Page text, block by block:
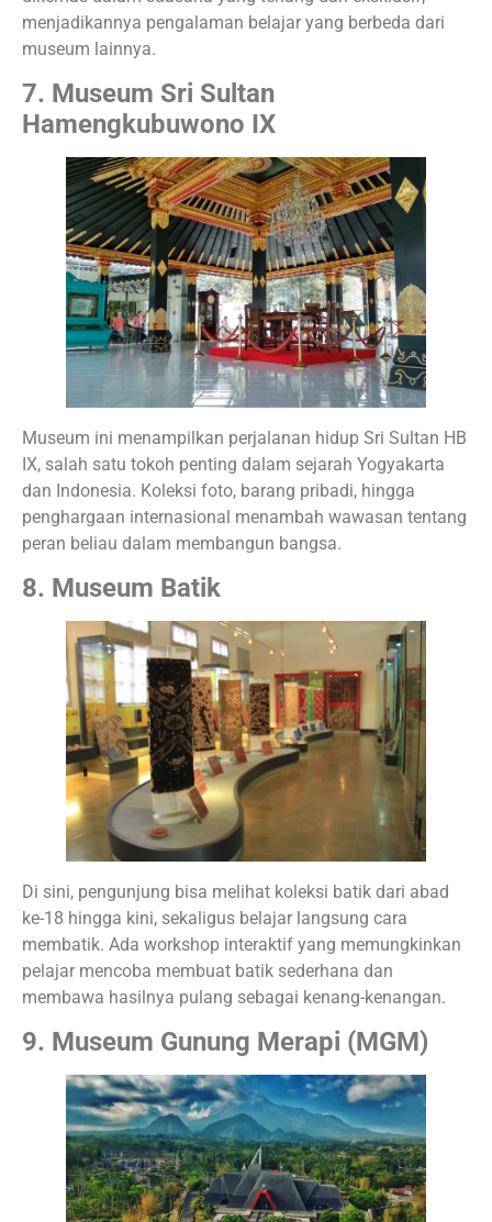
menjadikannya pengalaman belajar yang berbeda dari
museum lainnya.
7. Museum Sri Sultan
Hamengkubuwono IX
Museum ini menampilkan perjalanan hidup Sri Sultan HB
IX, salah satu tokoh penting dalam sejarah Yogyakarta
dan Indonesia. Koleksi foto, barang pribadi, hingga
penghargaan internasional menambah wawasan tentang
peran beliau dalam membangun bangsa.
8. Museum Batik
Di sini, pengunjung bisa melihat koleksi batik dari abad
ke-18 hingga kini, sekaligus belajar langsung cara
membatik. Ada workshop interaktif yang memungkinkan
pelajar mencoba membuat batik sederhana dan
membawa hasilnya pulang sebagai kenang-kenangan.
9. Museum Gunung Merapi (MGM)